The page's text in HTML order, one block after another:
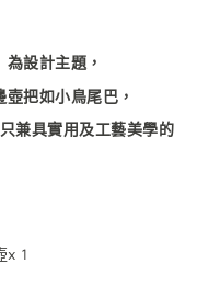
設計主題，
把如小鳥尾巴，
兼具實用及工藝美學的
x 1